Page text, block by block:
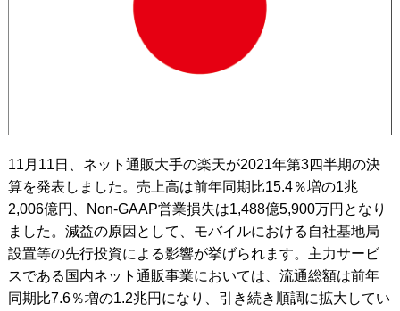
11月11日、ネット通販大手の楽天が2021年第3四半期の決
算を発表しました。売上高は前年同期比15.4％増の1兆
2,006億円、Non-GAAP営業損失は1,488億5,900万円となり
ました。減益の原因として、モバイルにおける自社基地局
設置等の先行投資による影響が挙げられます。主力サービ
スである国内ネット通販事業においては、流通総額は前年
同期比7.6％増の1.2兆円になり、引き続き順調に拡大してい